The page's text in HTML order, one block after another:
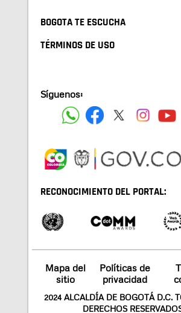
BOGOTA TE ESCUCHA
TÉRMINOS DE USO
Síguenos:
RECONOCIMIENTO DEL PORTAL:
Mapa del
sitio
Políticas de
privacidad
2024 ALCALDÍA DE BOGOTÁ D.C.
DERECHOS